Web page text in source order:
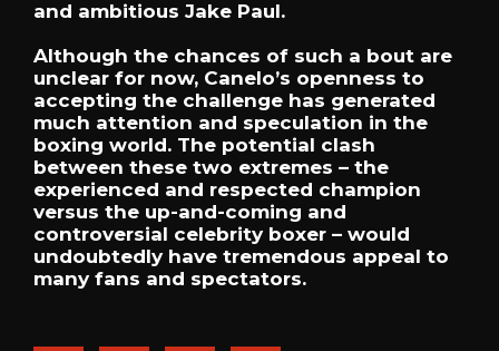
and ambitious Jake Paul.
Although the chances of such a bout are
unclear for now, Canelo’s openness to
accepting the challenge has generated
much attention and speculation in the
boxing world. The potential clash
between these two extremes – the
experienced and respected champion
versus the up-and-coming and
controversial celebrity boxer – would
undoubtedly have tremendous appeal to
many fans and spectators.